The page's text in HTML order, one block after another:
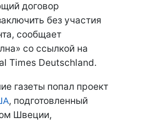
договор
без участия
сообщает
со ссылкой на
Times Deutschland.
газеты попал проект
, подготовленный
Швеции,